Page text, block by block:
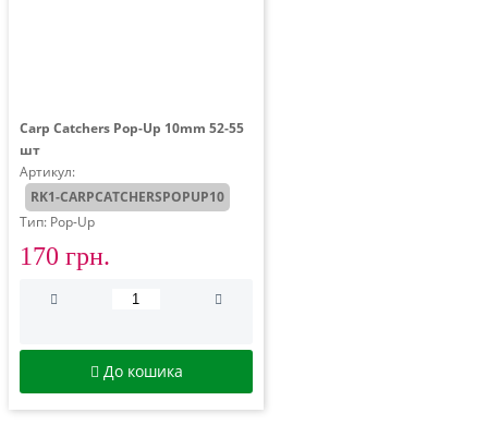
Carp Catchers Pop-Up 10mm 52-55
шт
Артикул:
RK1-CARPCATCHERSPOPUP10
Тип: Pop-Up
170 грн.
До кошика